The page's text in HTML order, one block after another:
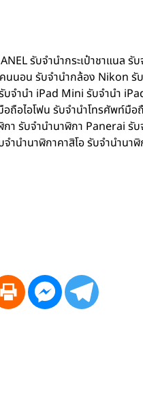
รับจำนำกระเป๋าชาแนล รับ
นนอน รับจำนำกล้อง Nikon
บจำนำ iPad Mini รับจำนำ
อไอโฟน รับจำนำโทรศัพท์มือ
รับจำนำนาฬิกา Panerai รับ
ำนำนาฬิกาคาสิโอ รับจำนำนา